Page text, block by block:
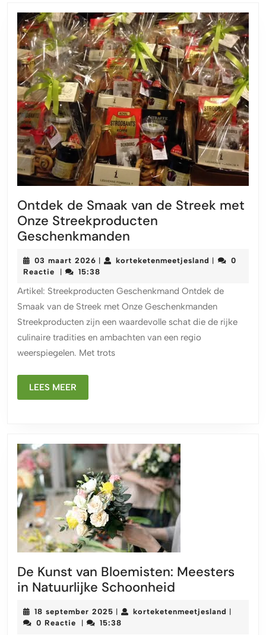
Ontdek de Smaak van de Streek met
Onze Streekproducten
Geschenkmanden
Smaak
de
Streek
met
Onze
03 maart 2026 03
maart
korteketenmeetjesland
0
Reactie
15:38
Artikel: Streekproducten Geschenkmand Ontdek de
Smaak van de Streek met Onze Geschenkmanden
Streekproducten zijn een waardevolle schat die de rijke
culinaire tradities en ambachten van een regio
weerspiegelen. Met trots
LEES MEER
MEER
De Kunst van Bloemisten: Meesters
in Natuurlijke Schoonheid
van
18 september 2025 18
september
korteketenmeetjesland
0 Reactie 15:38